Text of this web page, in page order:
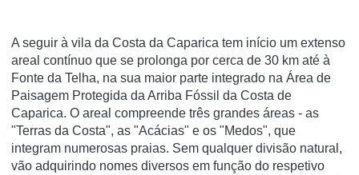
A seguir à vila da Costa da Caparica tem início um extenso
areal contínuo que se prolonga por cerca de 30 km até à
Fonte da Telha, na sua maior parte integrado na Área de
Paisagem Protegida da Arriba Fóssil da Costa de
Caparica. O areal compreende três grandes áreas - as
"Terras da Costa", as "Acácias" e os "Medos", que
integram numerosas praias. Sem qualquer divisão natural,
vão adquirindo nomes diversos em função do respetivo